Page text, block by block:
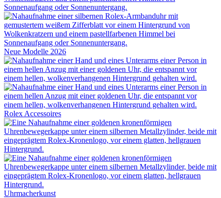
Neue Modelle 2026
Rolex Accessoires
Uhrmacherkunst